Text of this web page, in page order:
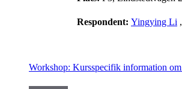
Respondent: Yingying Li
Workshop: Kursspecifik information